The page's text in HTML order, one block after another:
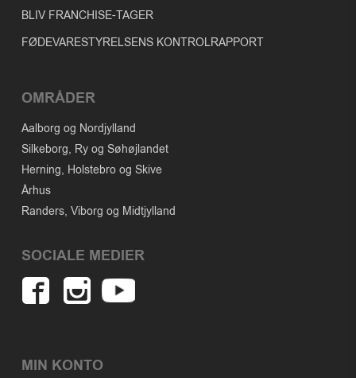
BLIV FRANCHISE-TAGER
FØDEVARESTYRELSENS KONTROLRAPPORT
OMRÅDER
Aalborg og Nordjylland
Silkeborg, Ry og Søhøjlandet
Herning, Holstebro og Skive
Århus
Randers, Viborg og Midtjylland
SOCIALE MEDIER
MIN KONTO